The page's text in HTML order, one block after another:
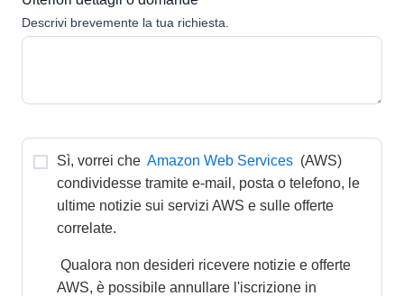
Descrivi brevemente la tua richiesta.
Sì, vorrei che Amazon Web Services (AWS)
condividesse tramite e-mail, posta o telefono, le
ultime notizie sui servizi AWS e sulle offerte
correlate.
AWS, è possibile annullare l'iscrizione in